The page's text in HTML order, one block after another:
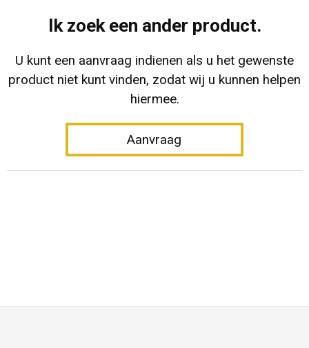
Ik zoek een ander product.
U kunt een aanvraag indienen als u het gewenste
product niet kunt vinden, zodat wij u kunnen helpen
hiermee.
Aanvraag